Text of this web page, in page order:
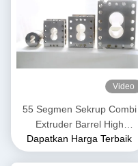
Video
55 Segmen Sekrup Combi
Extruder Barrel High
Abrasive Resistance Stabil
Untuk Industri Pangan
Dapatkan Harga Terbaik